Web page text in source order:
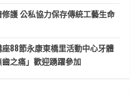
護 公私協力保存傳統工藝生命
座88節永康東橋里活動中心牙體
之痛」歡迎踴躍參加